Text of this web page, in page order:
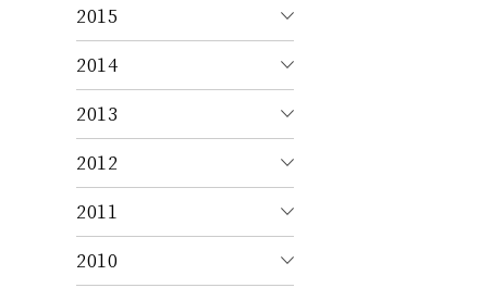
2015
2014
2013
2012
2011
2010